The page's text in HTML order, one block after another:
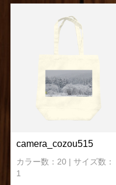
camera_cozou515
カラー数：20 | サイズ数：
1